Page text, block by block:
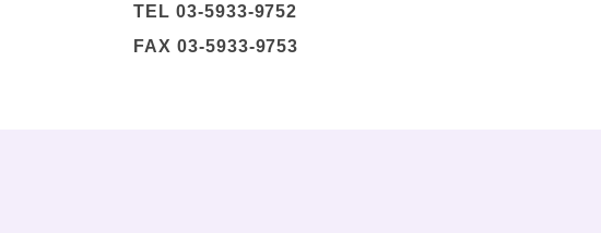
TEL 03-5933-9752
FAX 03-5933-9753